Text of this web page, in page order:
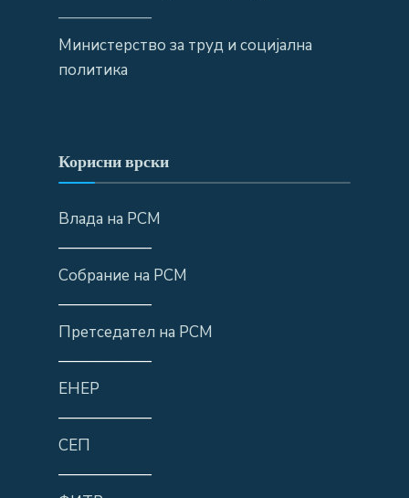
——————
Министерство за труд и социјална
политика
Корисни врски
Влада на РСМ
——————
Собрание на РСМ
——————
Претседател на РСМ
——————
ЕНЕР
——————
СЕП
——————